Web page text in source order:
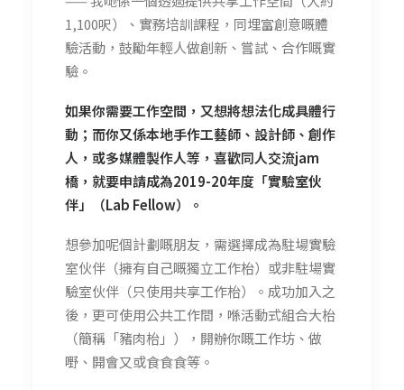
1,100呎）、 實務培訓課程，同埋富創意嘅體
驗活動，鼓勵年輕人做創新 、嘗試、合作嘅實
驗。
如果你需要工作空間，又想將想法化成具體行
動；而你又係本地手作工藝師、設計師、創作
人，或多媒體製作人等，喜歡同人交流jam
橋，就要申請成為2019-20年度「實驗室伙
伴」（Lab Fellow）。
想參加呢個計劃嘅朋友，需選擇成為駐場實驗
室伙伴（擁有自己嘅獨立工作枱）或非駐場實
驗室伙伴（只使用共享工作枱）。成功加入之
後，更可使用公共工作間，喺活動式組合大枱
（簡稱「豬肉枱」），開辦你嘅工作坊、做
嘢、開會又或食食食等。